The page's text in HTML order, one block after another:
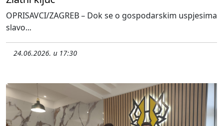
OPRISAVCI/ZAGREB – Dok se o gospodarskim uspjesima
slavo...
24.06.2026. u 17:30